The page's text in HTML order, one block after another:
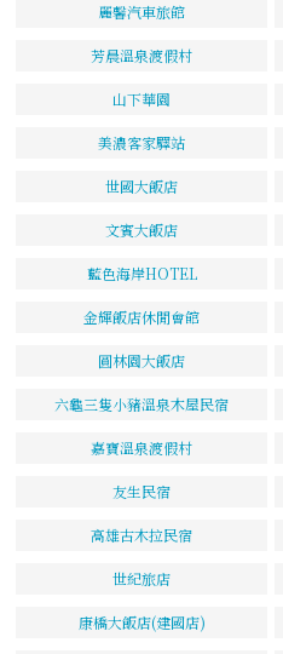
麗馨汽車旅館
芳晨溫泉渡假村
山下華園
美濃客家驛站
世國大飯店
文賓大飯店
藍色海岸HOTEL
金輝飯店休閒會館
圓林園大飯店
六龜三隻小豬溫泉木屋民宿
嘉寶溫泉渡假村
友生民宿
高雄古木拉民宿
世紀旅店
康橋大飯店(建國店)